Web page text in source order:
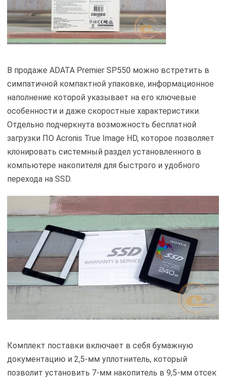
В продаже ADATA Premier SP550 можно встретить в
симпатичной компактной упаковке, информационное
наполнение которой указывает на его ключевые
особенности и даже скоростные характеристики.
Отдельно подчеркнута возможность бесплатной
загрузки ПО Acronis True Image HD, которое позволяет
клонировать системный раздел установленного в
компьютере накопителя для быстрого и удобного
перехода на SSD.
Комплект поставки включает в себя бумажную
документацию и 2,5-мм уплотнитель, который
позволит установить 7-мм накопитель в 9,5-мм отсек